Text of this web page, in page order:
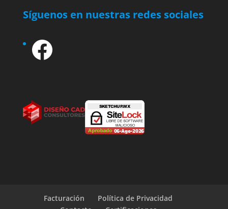
Síguenos en nuestras redes sociales
Facebook
Facturación
Política de Privacidad